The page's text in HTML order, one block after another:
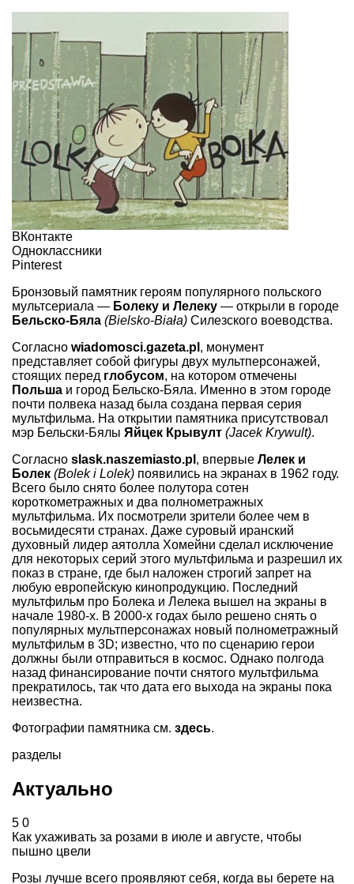
ВКонтакте
Одноклассники
Pinterest
Бронзовый памятник героям популярного польского
мультсериала — Болеку и Лелеку — открыли в городе
Бельско-Бяла (Bielsko-Biała) Силезского воеводства.
Согласно wiadomosci.gazeta.pl , монумент
представляет собой фигуры двух мультперсонажей,
стоящих перед глобусом, на котором отмечены
Польша и город Бельско-Бяла. Именно в этом городе
почти полвека назад была создана первая серия
мультфильма. На открытии памятника присутствовал
мэр Бельски-Бялы Яйцек Крывулт (Jacek Krywult).
Согласно slask.naszemiasto.pl , впервые Лелек и
Болек (Bolek i Lolek) появились на экранах в 1962 году.
Всего было снято более полутора сотен
короткометражных и два полнометражных
мультфильма. Их посмотрели зрители более чем в
восьмидесяти странах. Даже суровый иранский
духовный лидер аятолла Хомейни сделал исключение
для некоторых серий этого мультфильма и разрешил их
показ в стране, где был наложен строгий запрет на
любую европейскую кинопродукцию. Последний
мультфильм про Болека и Лелека вышел на экраны в
начале 1980-х. В 2000-х годах было решено снять о
популярных мультперсонажах новый полнометражный
мультфильм в 3D; известно, что по сценарию герои
должны были отправиться в космос. Однако полгода
назад финансирование почти снятого мультфильма
прекратилось, так что дата его выхода на экраны пока
неизвестна.
Фотографии памятника см. здесь.
разделы
Актуально
5 0
Как ухаживать за розами в июле и августе, чтобы
пышно цвели
Розы лучше всего проявляют себя, когда вы берете на